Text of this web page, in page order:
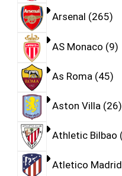
Arsenal 265
AS Monaco 9
As Roma 45
Aston Villa 26
Athletic Bilbao
Atletico Madrid